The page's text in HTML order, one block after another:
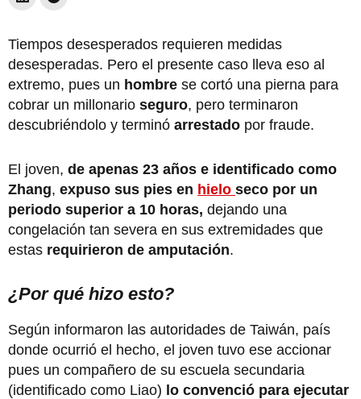
Tiempos desesperados requieren medidas
desesperadas. Pero el presente caso lleva eso al
extremo, pues un hombre se cortó una pierna para
cobrar un millonario seguro, pero terminaron
descubriéndolo y terminó arrestado por fraude.
El joven, de apenas 23 años e identificado como
Zhang, expuso sus pies en hielo seco por un
periodo superior a 10 horas, dejando una
congelación tan severa en sus extremidades que
estas requirieron de amputación.
¿Por qué hizo esto?
Según informaron las autoridades de Taiwán, país
donde ocurrió el hecho, el joven tuvo ese accionar
pues un compañero de su escuela secundaria
(identificado como Liao) lo convenció para ejecutar